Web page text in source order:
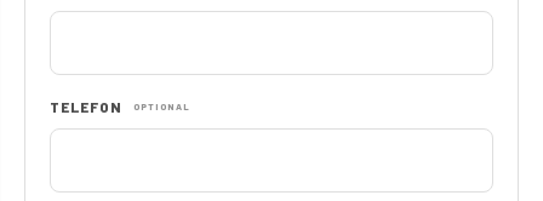
TELEFON OPTIONAL